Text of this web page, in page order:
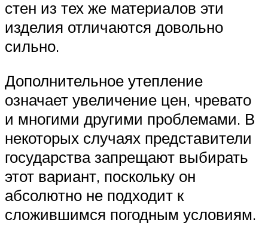
стен из тех же материалов эти
изделия отличаются довольно
сильно.
Дополнительное утепление
означает увеличение цен, чревато
и многими другими проблемами. В
некоторых случаях представители
государства запрещают выбирать
этот вариант, поскольку он
абсолютно не подходит к
сложившимся погодным условиям.